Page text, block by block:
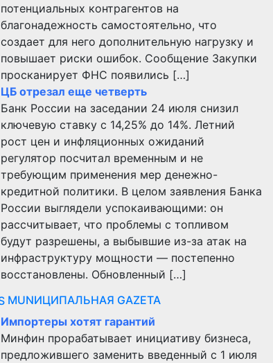
потенциальных контрагентов на
благонадежность самостоятельно, что
создает для него дополнительную нагрузку и
повышает риски ошибок. Сообщение Закупки
просканирует ФНС появились […]
ЦБ отрезал еще четверть
Банк России на заседании 24 июля снизил
ключевую ставку с 14,25% до 14%. Летний
рост цен и инфляционных ожиданий
регулятор посчитал временным и не
требующим применения мер денежно-
кредитной политики. В целом заявления Банка
России выглядели успокаивающими: он
рассчитывает, что проблемы с топливом
будут разрешены, а выбывшие из-за атак на
инфраструктуру мощности — постепенно
восстановлены. Обновленный […]
MUNИЦИПАЛЬНАЯ GAZЕТА
Импортеры хотят гарантий
Минфин прорабатывает инициативу бизнеса,
предложившего заменить введенный с 1 июля